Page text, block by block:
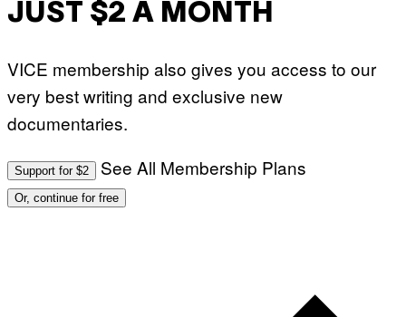
JUST $2 A MONTH
VICE membership also gives you access to our
very best writing and exclusive new
documentaries.
Support for $2 See All Membership Plans
Or, continue for free